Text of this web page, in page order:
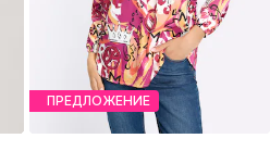
ПРЕДЛОЖЕНИЕ